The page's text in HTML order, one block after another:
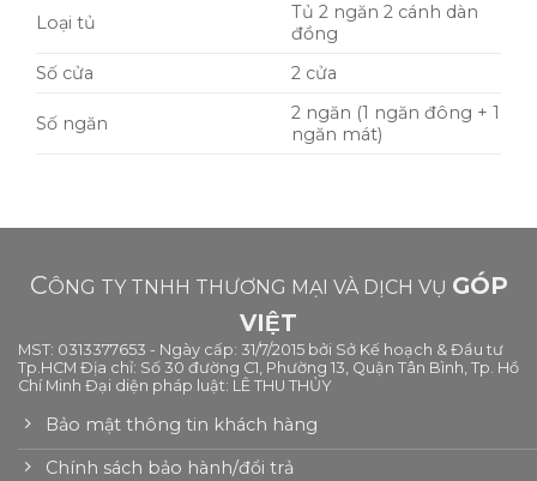
Loại tủ
Tủ 2 ngăn 2 cánh dàn
đồng
Số cửa
2 cửa
Số ngăn
2 ngăn (1 ngăn đông + 1
ngăn mát)
CÔNG TY TNHH THƯƠNG MẠI VÀ DỊCH VỤ GÓP
VIỆT
MST: 0313377653 - Ngày cấp: 31/7/2015 bởi Sở Kế hoạch & Đầu tư
Tp.HCM Địa chỉ: Số 30 đường C1, Phường 13, Quận Tân Bình, Tp. Hồ
Chí Minh Đại diện pháp luật: LÊ THU THỦY
Bảo mật thông tin khách hàng
Chính sách bảo hành/đổi trả